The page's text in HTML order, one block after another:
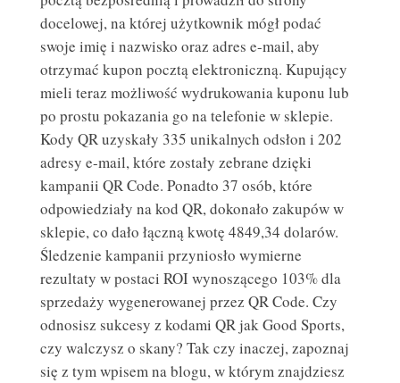
docelowej, na której użytkownik mógł podać
swoje imię i nazwisko oraz adres e-mail, aby
otrzymać kupon pocztą elektroniczną. Kupujący
mieli teraz możliwość wydrukowania kuponu lub
po prostu pokazania go na telefonie w sklepie.
Kody QR uzyskały 335 unikalnych odsłon i 202
adresy e-mail, które zostały zebrane dzięki
kampanii QR Code. Ponadto 37 osób, które
odpowiedziały na kod QR, dokonało zakupów w
sklepie, co dało łączną kwotę 4849,34 dolarów.
Śledzenie kampanii przyniosło wymierne
rezultaty w postaci ROI wynoszącego 103% dla
sprzedaży wygenerowanej przez QR Code. Czy
odnosisz sukcesy z kodami QR jak Good Sports,
czy walczysz o skany? Tak czy inaczej, zapoznaj
się z tym wpisem na blogu, w którym znajdziesz